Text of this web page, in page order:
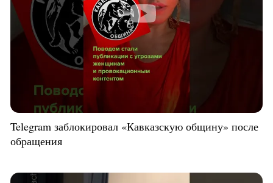
Telegram заблокировал «Кавказскую общину» после
обращения